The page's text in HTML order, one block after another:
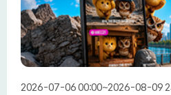
2026-07-06 00:00~2026-08-09